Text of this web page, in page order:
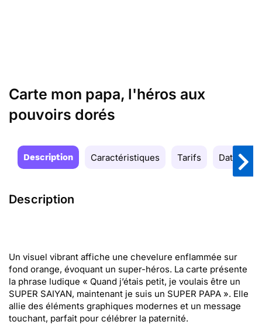
Carte mon papa, l'héros aux
pouvoirs dorés
Description Caractéristiques Tarifs Date de
Description
Un visuel vibrant affiche une chevelure enflammée sur
fond orange, évoquant un super-héros. La carte présente
la phrase ludique « Quand j’étais petit, je voulais être un
SUPER SAIYAN, maintenant je suis un SUPER PAPA ». Elle
allie des éléments graphiques modernes et un message
touchant, parfait pour célébrer la paternité.